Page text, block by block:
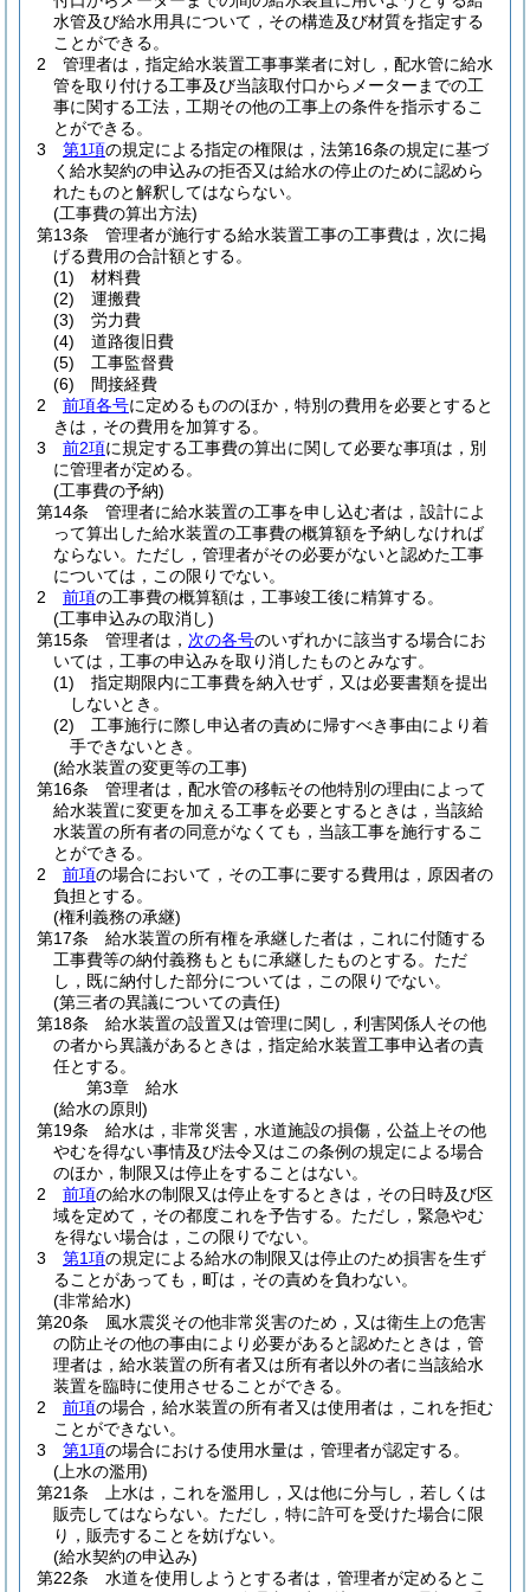
水管及び給水用具について，その構造及び材質を指定する
ことができる。
2
管理者は，指定給水装置工事事業者に対し，配水管に給水
管を取り付ける工事及び当該取付口からメーターまでの工
事に関する工法，工期その他の工事上の条件を指示するこ
とができる。
3
第1項の規定による指定の権限は，法第16条の規定に基づ
く給水契約の申込みの拒否又は給水の停止のために認めら
れたものと解釈してはならない。
(工事費の算出方法)
第13条
管理者が施行する給水装置工事の工事費は，次に掲
げる費用の合計額とする。
(1)
材料費
(2)
運搬費
(3)
労力費
(4)
道路復旧費
(5)
工事監督費
(6)
間接経費
2
前項各号に定めるもののほか，特別の費用を必要とすると
きは，その費用を加算する。
3
前2項に規定する工事費の算出に関して必要な事項は，別
に管理者が定める。
(工事費の予納)
第14条
管理者に給水装置の工事を申し込む者は，設計によ
って算出した給水装置の工事費の概算額を予納しなければ
ならない。 ただし，管理者がその必要がないと認めた工事
については，この限りでない。
2
前項の工事費の概算額は，工事竣工後に精算する。
(工事申込みの取消し)
第15条
管理者は， 次の各号のいずれかに該当する場合にお
いては，工事の申込みを取り消したものとみなす。
(1)
指定期限内に工事費を納入せず，又は必要書類を提出
しないとき。
(2)
工事施行に際し申込者の責めに帰すべき事由により着
手できないとき。
(給水装置の変更等の工事)
第16条
管理者は，配水管の移転その他特別の理由によって
給水装置に変更を加える工事を必要とするときは，当該給
水装置の所有者の同意がなくても，当該工事を施行するこ
とができる。
2
前項の場合において，その工事に要する費用は，原因者の
負担とする。
(権利義務の承継)
第17条
給水装置の所有権を承継した者は，これに付随する
工事費等の納付義務もともに承継したものとする。 ただ
し，既に納付した部分については，この限りでない。
(第三者の異議についての責任)
第18条
給水装置の設置又は管理に関し，利害関係人その他
の者から異議があるときは，指定給水装置工事申込者の責
任とする。
第3章
給水
(給水の原則)
第19条
給水は，非常災害，水道施設の損傷，公益上その他
やむを得ない事情及び法令又はこの条例の規定による場合
のほか，制限又は停止をすることはない。
2
前項の給水の制限又は停止をするときは，その日時及び区
域を定めて，その都度これを予告する。 ただし，緊急やむ
を得ない場合は，この限りでない。
3
第1項の規定による給水の制限又は停止のため損害を生ず
ることがあっても，町は，その責めを負わない。
(非常給水)
第20条
風水震災その他非常災害のため，又は衛生上の危害
の防止その他の事由により必要があると認めたときは，管
理者は，給水装置の所有者又は所有者以外の者に当該給水
装置を臨時に使用させることができる。
2
前項の場合，給水装置の所有者又は使用者は，これを拒む
ことができない。
3
第1項の場合における使用水量は，管理者が認定する。
(上水の濫用)
第21条
上水は，これを濫用し，又は他に分与し，若しくは
販売してはならない。 ただし，特に許可を受けた場合に限
り，販売することを妨げない。
(給水契約の申込み)
第22条
水道を使用しようとする者は，管理者が定めるとこ